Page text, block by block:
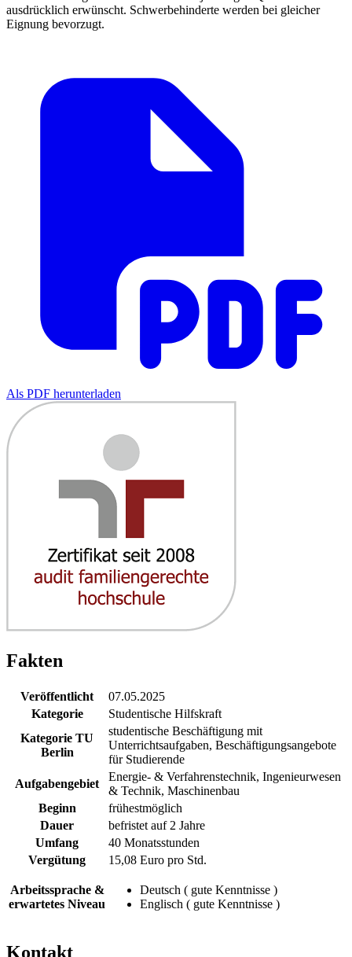
ausdrücklich erwünscht. Schwerbehinderte werden bei gleicher
Eignung bevorzugt.
Als PDF herunterladen
Fakten
Veröffentlicht
07.05.2025
Kategorie
Studentische Hilfskraft
Kategorie TU
Berlin
studentische Beschäftigung mit
Unterrichtsaufgaben, Beschäftigungsangebote
für Studierende
Aufgabengebiet
Energie- & Verfahrenstechnik, Ingenieurwesen
& Technik, Maschinenbau
Beginn
frühestmöglich
Dauer
befristet auf 2 Jahre
Umfang
40 Monatsstunden
Vergütung
15,08 Euro pro Std.
Arbeitssprache &
erwartetes Niveau
Deutsch ( gute Kenntnisse )
Englisch ( gute Kenntnisse )
Kontakt